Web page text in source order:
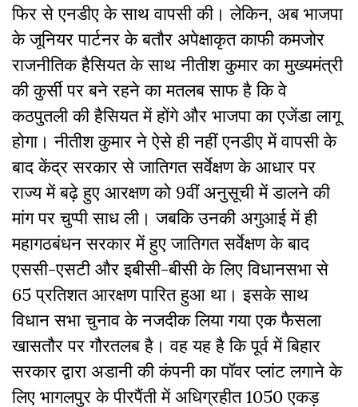
फिर से एनडीए के साथ वापसी की। लेकिन, अब भाजपा
के जूनियर पार्टनर के बतौर अपेक्षाकृत काफी कमजोर
राजनीतिक हैसियत के साथ नीतीश कुमार का मुख्यमंत्री
की कुर्सी पर बने रहने का मतलब साफ है कि वे
कठपुतली की हैसियत में होंगे और भाजपा का एजेंडा लागू
होगा। नीतीश कुमार ने ऐसे ही नहीं एनडीए में वापसी के
बादकेंद्रसरकार से जातिगत सर्वेक्षण के आधार पर
राज्य में बढ़े हुए आरक्षण को 9वीं अनुसूची में डालने की
मांग पर चुप्पी साध ली। जबकि उनकी अगुआई में ही
महागठबंधन सरकार में हुए जातिगत सर्वेक्षण के बाद
एससी-एसटी और इबीसी-बीसी के लिए विधानसभा से
65 प्रतिशत आरक्षण पारित हुआ था। इसके साथ
विधान सभा चुनाव के नजदीक लिया गया एक फैसला
खासतौर पर गौरतलब है। वह यह है कि पूर्व में बिहार
सरकार द्वारा अडानी की कंपनी का पॉवर प्लांट लगाने के
लिए भागलपुर के पीरपैंती में अधिग्रहीत 1050 एकड़